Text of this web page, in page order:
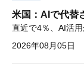
米国：AIで代替
2026年08月05日